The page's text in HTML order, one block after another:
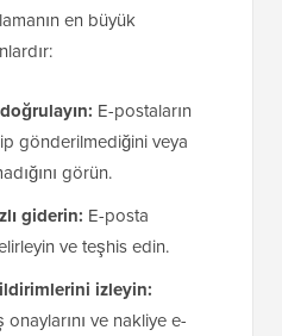
en büyük
E-postaların
gönderilmediğini veya
görün.
giderin: E-posta
ve teşhis edin.
izleyin:
ve nakliye e-